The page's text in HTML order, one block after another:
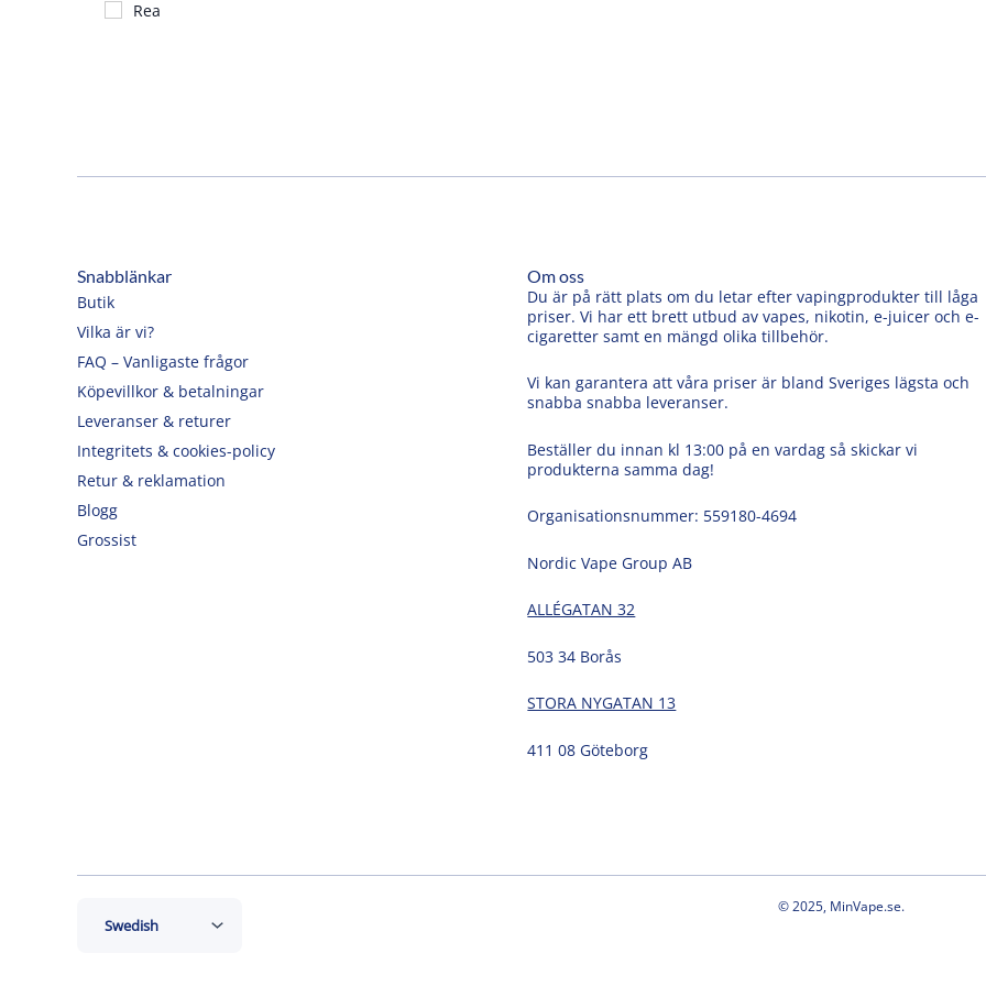
Rea
Snabblänkar
Butik
Vilka är vi?
FAQ – Vanligaste frågor
Köpevillkor & betalningar
Leveranser & returer
Integritets & cookies-policy
Retur & reklamation
Blogg
Grossist
Om oss
Du är på rätt plats om du letar efter vapingprodukter till låga
priser. Vi har ett brett utbud av vapes, nikotin, e-juicer och e-
cigaretter samt en mängd olika tillbehör.
Vi kan garantera att våra priser är bland Sveriges lägsta och
snabba snabba leveranser.
Beställer du innan kl 13:00 på en vardag så skickar vi
produkterna samma dag!
Organisationsnummer: 559180-4694
Nordic Vape Group AB
ALLÉGATAN 32
503 34 Borås
STORA NYGATAN 13
411 08 Göteborg
© 2025, MinVape.se.